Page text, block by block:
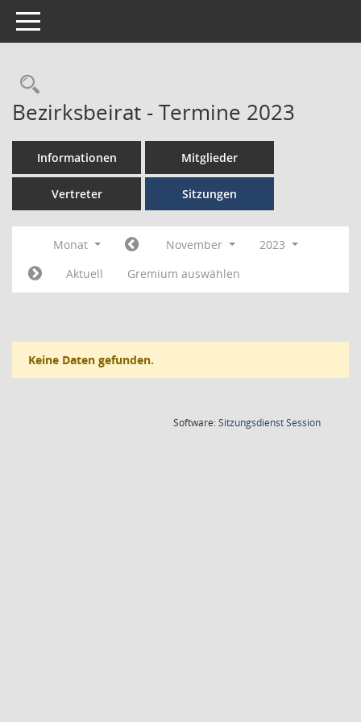
Toggle navigation
Bezirksbeirat - Termine 2023
Informationen Mitglieder
Vertreter Sitzungen
Monat November
2023
Aktuell
Gremium auswählen
Keine Daten gefunden.
Software:SitzungsdienstSession(Wird in